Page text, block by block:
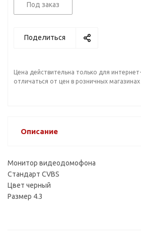
Под заказ
Поделиться
Цена действительна только для
отличаться от цен в розничных магазинах
Описание
Монитор видеодомофона
Стандарт CVBS
Цвет черный
Размер 4.3